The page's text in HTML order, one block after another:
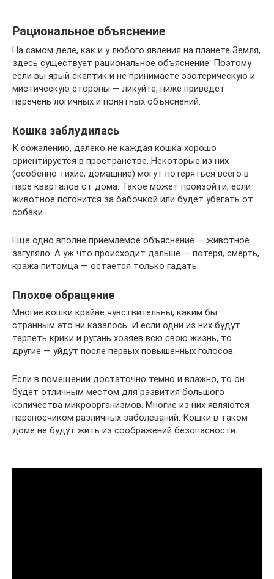
Рациональное объяснение
На самом деле, как и у любого явления на планете Земля,
здесь существует рациональное объяснение. Поэтому
если вы ярый скептик и не принимаете эзотерическую и
мистическую стороны — ликуйте, ниже приведет
перечень логичных и понятных объяснений.
Кошка заблудилась
К сожалению, далеко не каждая кошка хорошо
ориентируется в пространстве. Некоторые из них
(особенно тихие, домашние) могут потеряться всего в
паре кварталов от дома. Такое может произойти, если
животное погонится за бабочкой или будет убегать от
собаки.
Еще одно вполне приемлемое объяснение — животное
загуляло. А уж что происходит дальше — потеря, смерть,
кража питомца — остается только гадать.
Плохое обращение
Многие кошки крайне чувствительны, каким бы
странным это ни казалось. И если одни из них будут
терпеть крики и ругань хозяев всю свою жизнь, то
другие — уйдут после первых повышенных голосов.
Если в помещении достаточно темно и влажно, то он
будет отличным местом для развития большого
количества микроорганизмов. Многие из них являются
переносчиком различных заболеваний. Кошки в таком
доме не будут жить из соображений безопасности.